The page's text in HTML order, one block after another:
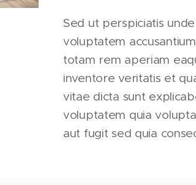
Sed ut perspiciatis
voluptatem
totam rem aperiam
inventore veritatis et
vitae dicta sunt
voluptatem quia
aut fugit sed quia